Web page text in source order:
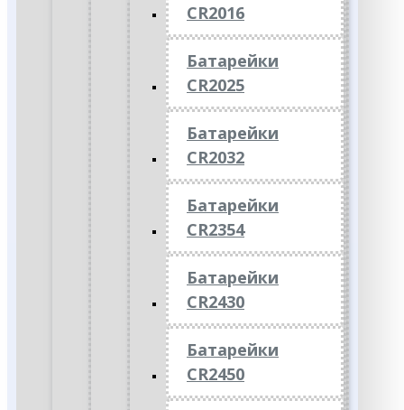
CR2016
Батарейки
CR2025
Батарейки
CR2032
Батарейки
CR2354
Батарейки
CR2430
Батарейки
CR2450